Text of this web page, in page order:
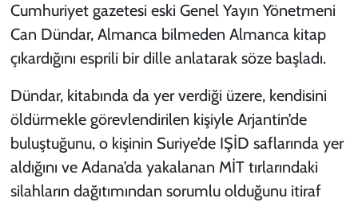
Cumhuriyet gazetesi eski Genel Yayın Yönetmeni
Can Dündar, Almanca bilmeden Almanca kitap
çıkardığını esprili bir dille anlatarak söze başladı.
Dündar, kitabında da yer verdiği üzere, kendisini
öldürmekle görevlendirilen kişiyle Arjantin’de
buluştuğunu, o kişinin Suriye’de IŞİD saflarında yer
aldığını ve Adana’da yakalanan MİT tırlarındaki
silahların dağıtımından sorumlu olduğunu itiraf